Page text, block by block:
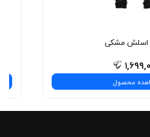
بی‌نظیره! همین حالا انتخاب
اسلش مشکی
محصول